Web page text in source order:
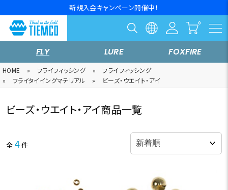
新規入会キャンペーン開催中！
FLY LURE FOXFIRE
HOME » フライフィッシング »
フライフィッシング
»
フライタイイングマテリアル » ビーズ・ウエイト・アイ
ビーズ・ウエイト・アイ商品一覧
全 4件